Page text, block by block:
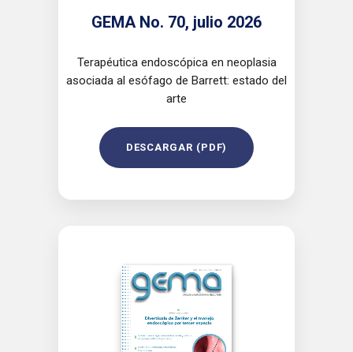
GEMA No. 70, julio 2026
Terapéutica endoscópica en neoplasia
asociada al esófago de Barrett: estado del
arte
DESCARGAR (PDF)